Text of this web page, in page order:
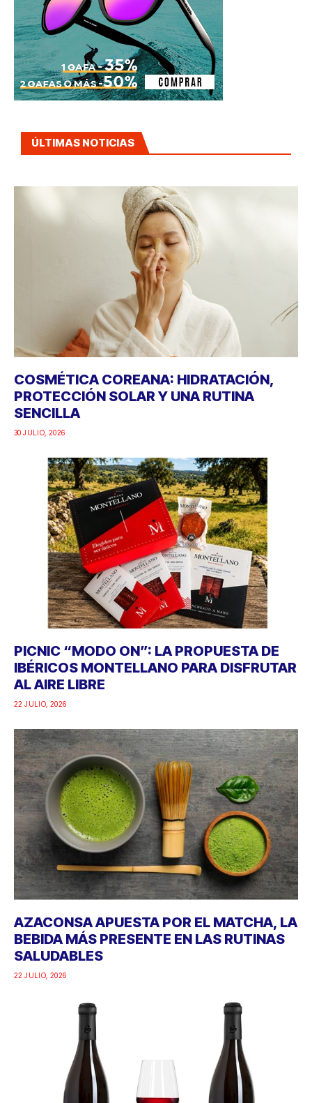
ÚLTIMAS NOTICIAS
COSMÉTICA COREANA: HIDRATACIÓN,
PROTECCIÓN SOLAR Y UNA RUTINA
SENCILLA
30 JULIO, 2026
PICNIC “MODO ON”: LA PROPUESTA DE
IBÉRICOS MONTELLANO PARA DISFRUTAR
AL AIRE LIBRE
22 JULIO, 2026
AZACONSA APUESTA POR EL MATCHA, LA
BEBIDA MÁS PRESENTE EN LAS RUTINAS
SALUDABLES
22 JULIO, 2026